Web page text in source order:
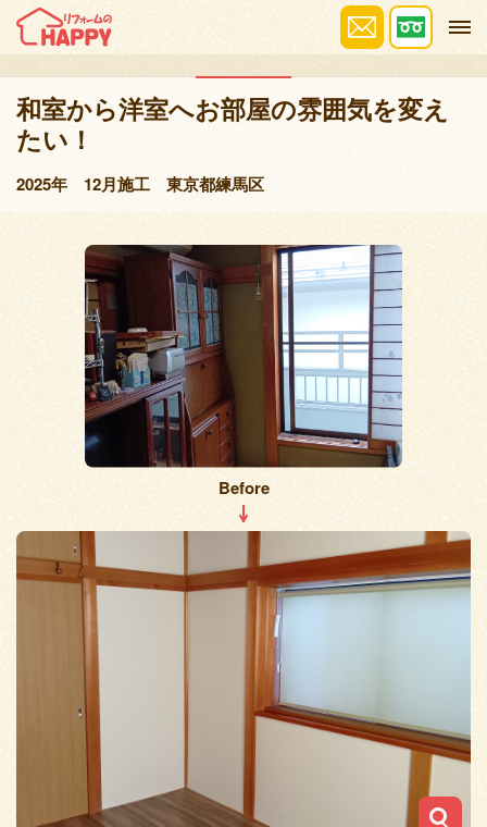
施工事例
和室から洋室へお部屋の雰囲気を変え
たい！
2025年 12月施工 東京都練馬区
Before